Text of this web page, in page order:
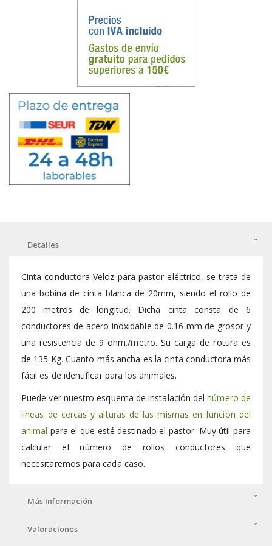
Detalles
Cinta conductora Veloz para pastor eléctrico, se trata de
una bobina de cinta blanca de 20mm, siendo el rollo de
200 metros de longitud. Dicha cinta consta de 6
conductores de acero inoxidable de 0.16 mm de grosor y
una resistencia de 9 ohm./metro. Su carga de rotura es
de 135 Kg. Cuanto más ancha es la cinta conductora más
fácil es de identificar para los animales.
Puede ver nuestro esquema de instalación delnúmero de
líneas de cercas y alturas de las mismas en función del
animal para el que esté destinado el pastor. Muy útil para
calcular el número de rollos conductores que
necesitaremos para cada caso.
Más Información
Valoraciones